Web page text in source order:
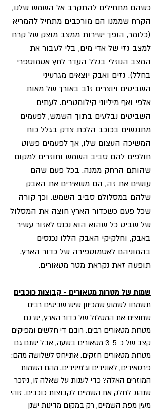
כשהם מתחילים להתקרב אל השמש שלנו,
הקרח שממנו הם מורכבים מתחיל להמריא
(כלומר, הופך ישירות ממצב מוצק של קרח
למצב גזי של אדי מים, בלי לעבור את
המצב הנוזלי בגלל העדר לחץ אטמוספרי
בחלל). גזים ואבק יוצאים מגרעיני
השביטים ויוצרים זנב באורך של מאות
אלפי ואף מיליוני קילומטרים. לעתים
השביטים נבלעים בתוך השמש, לפעמים
מתנגשים בכוכב הלכת צדק בגלל כוח
המשיכה העצום שלו, אך לפעמים פשוט
חולפים להם סביב השמש וחוזרים למקום
שהותם הרחק ממנה. בכל פעם שהם
עושים את זה, הם משאירים את האבק
שלהם במסלולם סביב השמש. וכך קורה
שכל פעם כשכדור הארץ חוצה את המסלול
של שביט כל שהוא הוא נכנס לאזור עשיר
באבק, וחלקיקי האבק הללו נכנסים
בהמוניהם לאטמוספירה של כדור הארץ.
תופעה זאת נקראת מטר מטאורים.
שמות של מטרות מטאורים - קבוצות כוכבים
תשמחו לשמוע שמכיוון שיש שביטים רבים
שחוצים את המסלול של כדור הארץ, יש גם
מטרות מטאורים רבים. רובם די חלשים ומפיקים
קצב של כ-3-5 מטאורים בשעה, אבל ישנם גם
מטרות מטאורים חזקים. אתייחס לשלושה מהם:
פרסאידים, לאונידים וג'מינידים. מהם השמות
המוזרים האלה? כדי לענות על שאלה זו, ניזכר
שנהוג לחלק את השמיים לקבוצות כוכבים. זוהי
מעין מפת השמיים, רק במקום מדינות ישנן